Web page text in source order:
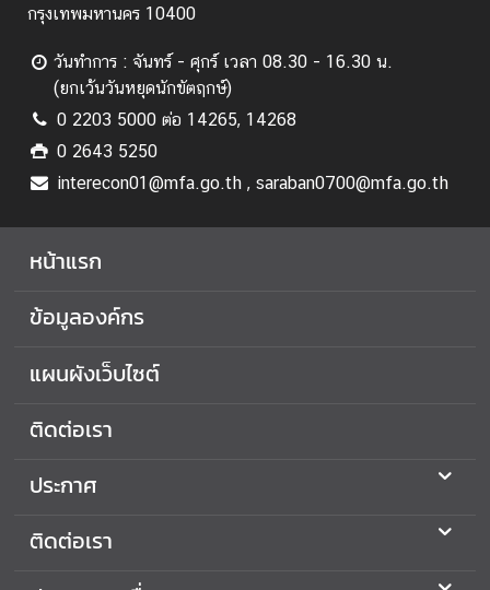
า
ป
ร
ก
แ
ะ
น
า
ส่
กรุงเทพมหานคร 10400
วันทำการ : จันทร์ - ศุกร์ เวลา 08.30 - 16.30 น.
(ยกเว้นวันหยุดนักขัตฤกษ์)
0 2203 5000 ต่อ 14265, 14268
0 2643 5250
interecon01@mfa.go.th , saraban0700@mfa.go.th
หน้าแรก
ข้อมูลองค์กร
แผนผังเว็บไซต์
ติดต่อเรา
ประกาศ
ติดต่อเรา